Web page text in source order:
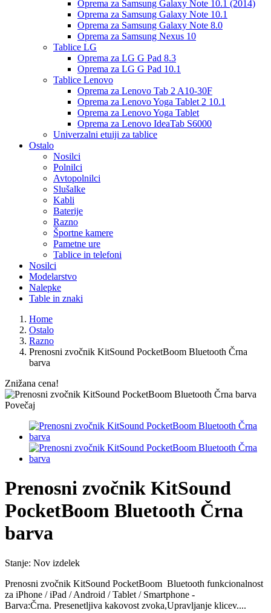
Oprema za Samsung Galaxy Note 10.1 (2014)
Oprema za Samsung Galaxy Note 10.1
Oprema za Samsung Galaxy Note 8.0
Oprema za Samsung Nexus 10
Tablice LG
Oprema za LG G Pad 8.3
Oprema za LG G Pad 10.1
Tablice Lenovo
Oprema za Lenovo Tab 2 A10-30F
Oprema za Lenovo Yoga Tablet 2 10.1
Oprema za Lenovo Yoga Tablet
Oprema za Lenovo IdeaTab S6000
Univerzalni etuiji za tablice
Ostalo
Nosilci
Polnilci
Avtopolnilci
Slušalke
Kabli
Baterije
Razno
Športne kamere
Pametne ure
Tablice in telefoni
Nosilci
Modelarstvo
Nalepke
Table in znaki
Home
Ostalo
Razno
Prenosni zvočnik KitSound PocketBoom Bluetooth Črna
barva
Znižana cena!
Povečaj
Prenosni zvočnik KitSound
PocketBoom Bluetooth Črna
barva
Stanje: Nov izdelek
Prenosni zvočnik KitSound PocketBoom Bluetooth funkcionalnost
za iPhone / iPad / Android / Tablet / Smartphone -
Barva:Črna. Presenetljiva kakovost zvoka,Upravljanje klicev....